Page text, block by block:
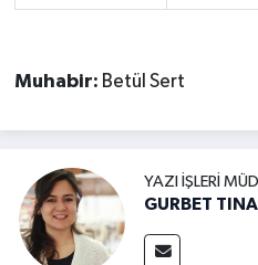
Muhabir: Betül Sert
YAZI İŞLERI
GURBET